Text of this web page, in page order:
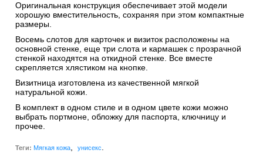
Оригинальная конструкция обеспечивает этой модели
хорошую вместительность, сохраняя при этом компактные
размеры.
Восемь слотов для карточек и визиток расположены на
основной стенке, еще три слота и кармашек с прозрачной
стенкой находятся на откидной стенке. Все вместе
скрепляется хлястиком на кнопке.
Визитница изготовлена из качественной мягкой
натуральной кожи.
В комплект в одном стиле и в одном цвете кожи можно
выбрать портмоне, обложку для паспорта, ключницу и
прочее.
Теги: Мягкая кожа, унисекс.